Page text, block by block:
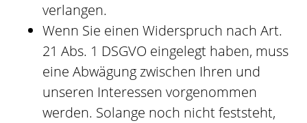
verlangen.
Wenn Sie einen Widerspruch nach Art.
21 Abs. 1 DSGVO eingelegt haben, muss
eine Abwägung zwischen Ihren und
unseren Interessen vorgenommen
werden. Solange noch nicht feststeht,